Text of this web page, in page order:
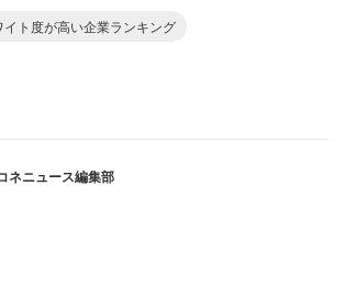
た結果、取り組み前より休日出勤や深夜
した。
しており、2018年度の管理職に占める
％、係長級にある女性の割合は63.8％に
、LGBTなどの性的マイノリティへの
イト度が高い企業ランキング
ネニュース編集部